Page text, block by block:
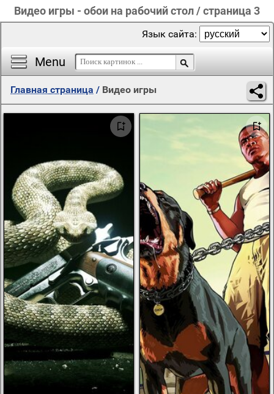
Видео игры - обои на рабочий стол / страница 3
Menu
Язык сайта:
Главная страница / Видео игры